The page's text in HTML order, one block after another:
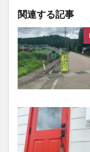
関連する記事